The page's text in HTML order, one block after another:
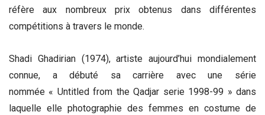
réfère aux nombreux prix obtenus dans différentes
compétitions à travers le monde.
Shadi Ghadirian (1974), artiste aujourd’hui mondialement
connue, a débuté sa carrière avec une série
nommée « Untitled from the Qadjar serie 1998-99 » dans
laquelle elle photographie des femmes en costume de